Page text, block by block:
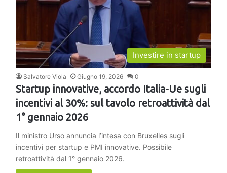
Investire in startup
Salvatore Viola Giugno 19, 2026 0
Startup innovative, accordo Italia-Ue sugli
incentivi al 30%: sul tavolo retroattività dal
1° gennaio 2026
Il ministro Urso annuncia l’intesa con Bruxelles sugli
incentivi per startup e PMI innovative. Possibile
retroattività dal 1° gennaio 2026.